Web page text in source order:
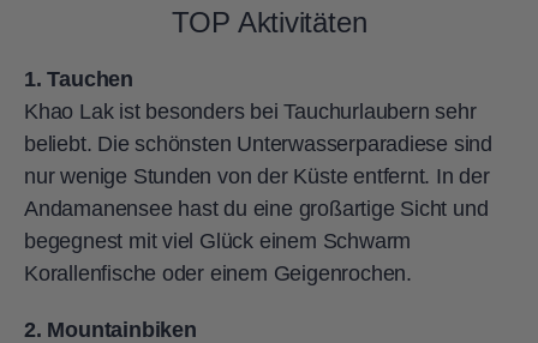
TOP Aktivitäten
1. Tauchen
Khao Lak ist besonders bei Tauchurlaubern sehr
beliebt. Die schönsten Unterwasserparadiese sind
nur wenige Stunden von der Küste entfernt. In der
Andamanensee hast du eine großartige Sicht und
begegnest mit viel Glück einem Schwarm
Korallenfische oder einem Geigenrochen.
2. Mountainbiken